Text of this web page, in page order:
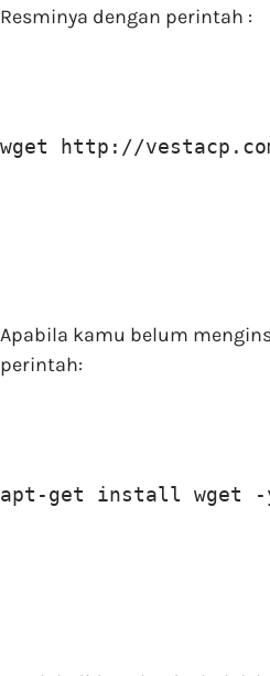
Resminya dengan perintah :
wget http://
Apabila kamu belum
perintah:
apt-get install wget -